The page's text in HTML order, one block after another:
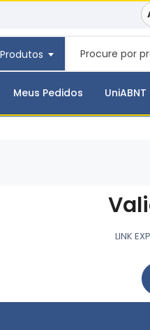
Meus Pedidos UniABNT
LINK